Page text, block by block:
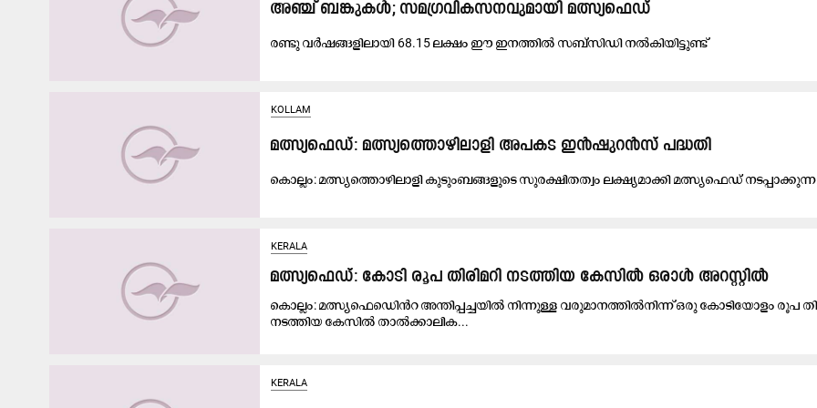
അഞ്ച്​ ബ​​ങ്കു​​ക​​ൾ; സ​മ​ഗ്ര​വി​ക​സ​ന​വു​മാ​യി മ​ത്സ്യ​ഫെ​ഡ്
ര​​ണ്ടു വ​​ര്‍ഷ​​ങ്ങ​​ളി​​ലാ​​യി 68.15 ല​​ക്ഷം ഈ ​​ഇ​​ന​​ത്തി​​ല്‍ സ​​ബ്‌​​സി​​ഡി ന​​ല്‍കി​​യി​​ട്ടു​​ണ്ട്
KOLLAM
മത്സ്യഫെഡ്: മത്സ്യത്തൊഴിലാളി അപകട ഇൻഷുറന്‍സ് പദ്ധതി
കൊ​ല്ലം: മ​ത്സ്യ​ത്തൊ​ഴി​ലാ​ളി കു​ടും​ബ​ങ്ങ​ളു​ടെ സു​ര​ക്ഷി​ത​ത്വം ല​ക്ഷ്യ​മാ​ക്കി മ​ത്സ്യ​ഫെ​ഡ്
KERALA
മത്സ്യഫെഡ്: കോടി രൂപ തിരിമറി നടത്തിയ കേസിൽ ഒരാൾ അറസ്റ്റിൽ
കൊല്ലം: മത്സ്യഫെഡി‍െൻറ അന്തിപ്പച്ചയിൽ നിന്നുള്ള വരുമാനത്തിൽനിന്ന് ഒരു കോടിയോളം രൂപ
നടത്തിയ കേസിൽ താൽക്കാലിക...
KERALA